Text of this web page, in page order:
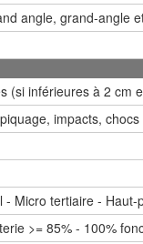
angle, grand-angle
(si inférieures à 2 cm
impacts, chocs
- Micro tertiaire -
>= 85% - 100%